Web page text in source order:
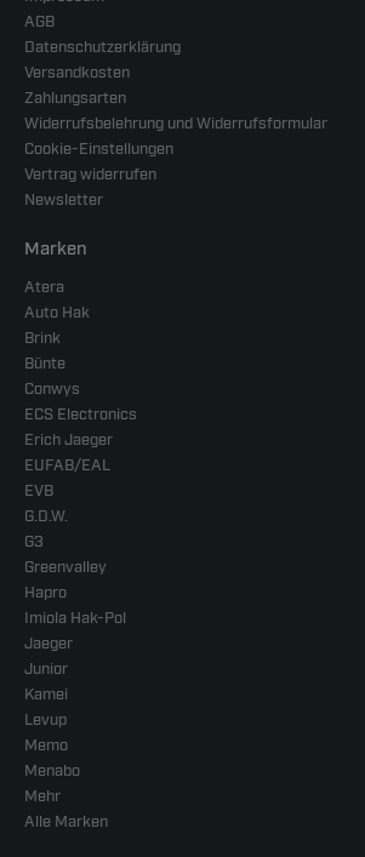
AGB
Datenschutzerklärung
Versandkosten
Zahlungsarten
Widerrufsbelehrung und Widerrufsformular
Cookie-Einstellungen
Vertrag widerrufen
Newsletter
Marken
Atera
Auto Hak
Brink
Bünte
Conwys
ECS Electronics
Erich Jaeger
EUFAB/EAL
EVB
G.D.W.
G3
Greenvalley
Hapro
Imiola Hak-Pol
Jaeger
Junior
Kamei
Levup
Memo
Menabo
Mehr
Alle Marken